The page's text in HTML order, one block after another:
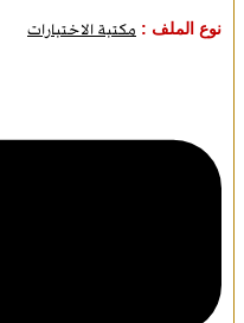
نوع الملف : مكتبة الاختبارات